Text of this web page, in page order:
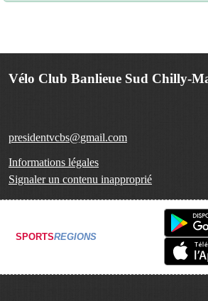
Vélo Club Banlieue Sud Chilly-
presidentvcbs@gmail.com
Informations légales
Signaler un contenu inapproprié
SPORTSREGIONS